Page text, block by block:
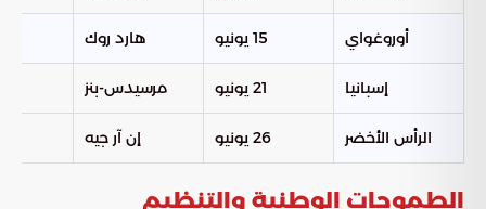
أوروغواي 15 يونيو هارد روك
إسبانيا 21 يونيو مرسيدس-بنز
الرأس الأخضر 26 يونيو إن آر جيه
الطموحات الوطنية والتنظيم